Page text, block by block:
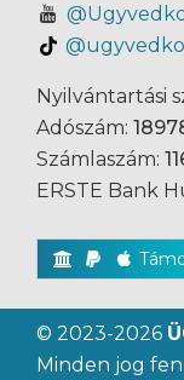
Nyilvántartási
Adószám:
Számlaszám:
ERSTE Bank
© 2023-2026
Minden jog